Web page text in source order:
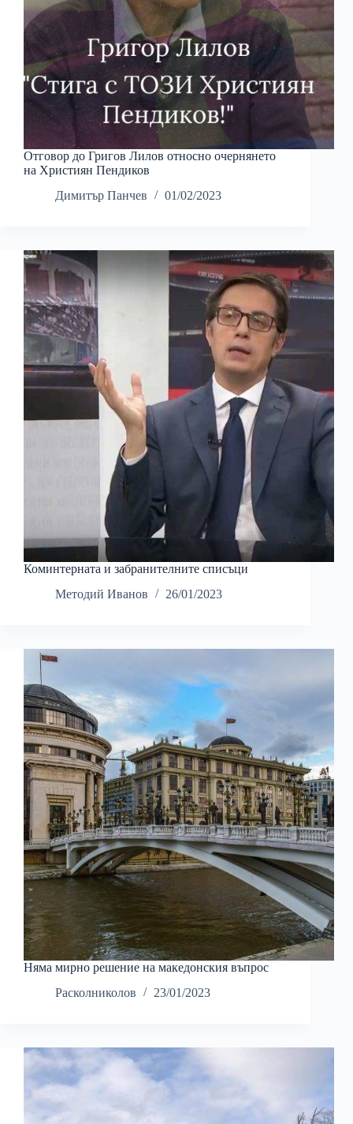
Отговор до Григов Лилов относно очернянето
на Християн Пендиков
Димитър Панчев
01/02/2023
Коминтерната и забранителните списъци
Методий Иванов
26/01/2023
Няма мирно решение на македонския въпрос
Расколниколов
23/01/2023